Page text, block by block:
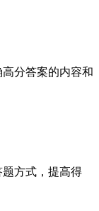
分答案的内容和
方式，提高得